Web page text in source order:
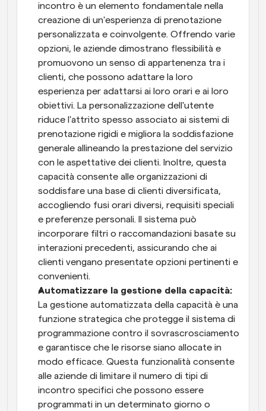
incontro è un elemento fondamentale nella
creazione di un'esperienza di prenotazione
personalizzata e coinvolgente. Offrendo varie
opzioni, le aziende dimostrano flessibilità e
promuovono un senso di appartenenza tra i
clienti, che possono adattare la loro
esperienza per adattarsi ai loro orari e ai loro
obiettivi. La personalizzazione dell'utente
riduce l'attrito spesso associato ai sistemi di
prenotazione rigidi e migliora la soddisfazione
generale allineando la prestazione del servizio
con le aspettative dei clienti. Inoltre, questa
capacità consente alle organizzazioni di
soddisfare una base di clienti diversificata,
accogliendo fusi orari diversi, requisiti speciali
e preferenze personali. Il sistema può
incorporare filtri o raccomandazioni basate su
interazioni precedenti, assicurando che ai
clienti vengano presentate opzioni pertinenti e
convenienti.
La gestione automatizzata della capacità è una
funzione strategica che protegge il sistema di
programmazione contro il sovrascrosciamento
e garantisce che le risorse siano allocate in
modo efficace. Questa funzionalità consente
alle aziende di limitare il numero di tipi di
incontro specifici che possono essere
programmati in un determinato giorno o